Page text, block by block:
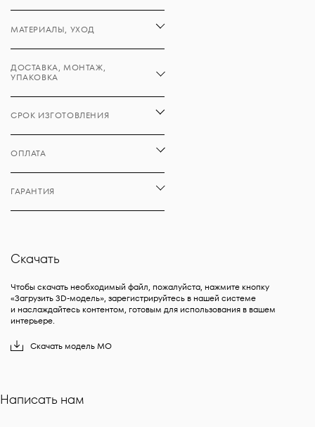
МАТЕРИАЛЫ, УХОД
ДОСТАВКА, МОНТАЖ,
УПАКОВКА
СРОК ИЗГОТОВЛЕНИЯ
ОПЛАТА
ГАРАНТИЯ
Скачать
Чтобы скачать необходимый файл, пожалуйста, нажмите кнопку
«Загрузить 3D-модель», зарегистрируйтесь в нашей системе
и наслаждайтесь контентом, готовым для использования в вашем
интерьере.
СкачатьмодельMO
Написать нам